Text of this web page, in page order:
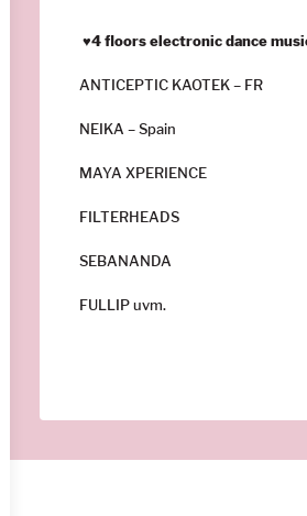
♥4 floors electronic dance
ANTICEPTIC KAOTEK – FR
NEIKA – Spain
MAYA XPERIENCE
FILTERHEADS
SEBANANDA
FULLIP uvm.